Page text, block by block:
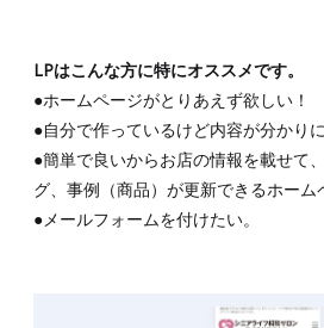
LPはこんな方に特にオススメです。
●ホームページがとりあえず欲しい！
●自分で作っているけど内容が分かりに
●簡単で良いからお店の情報を載せて
グ、事例（商品）が更新できるホーム
●メールフォームを付けたい。